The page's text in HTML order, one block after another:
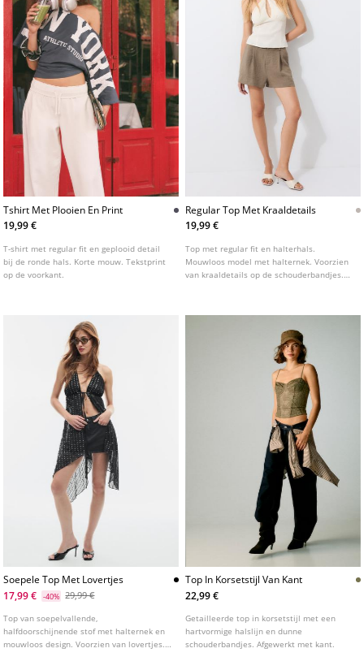
Tshirt Met Plooien En Print
19,99 €
T-shirt met regular fit en geplooid detail
bij de ronde hals. Korte mouw. Tekstprint
op de voorkant.
Regular Top Met Kraaldetails
19,99 €
Top met regular fit en halterhals.
Mouwloos model met halternek. Voorzien
van kraaldetails op de schouderbandjes.
Soepele Top Met Lovertjes
17,99 €
-40% 29,99 €
Top van soepelvallende,
halfdoorschijnende stof met halternek en
mouwloos design. Voorzien van lovertjes.
Top In Korsetstijl Van Kant
22,99 €
Getailleerde top in korsetstijl met een
hartvormige halslijn en dunne
schouderbandjes. Afgewerkt met kant.